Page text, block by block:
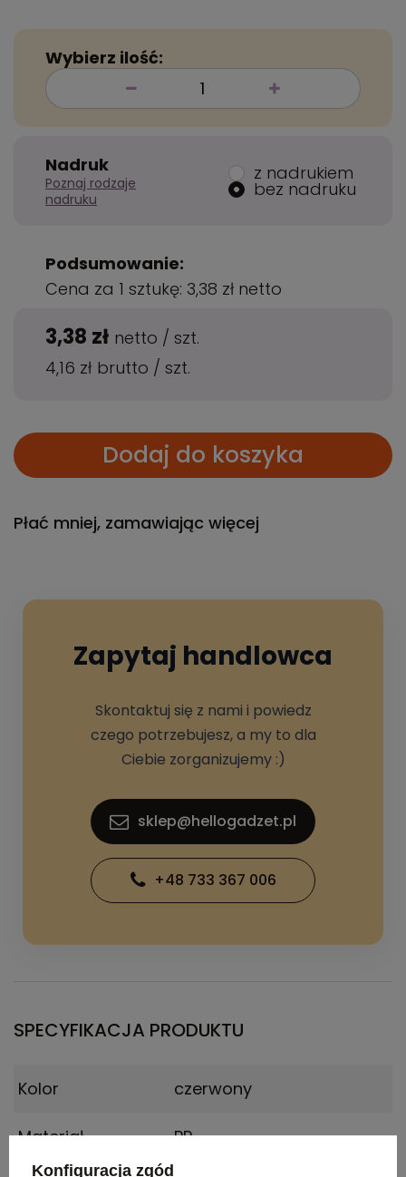
Wybierz ilość:
Nadruk
Poznaj rodzaje
nadruku
z nadrukiem
bez nadruku
Podsumowanie:
Cena za 1 sztukę: 3,38 zł netto
3,38 zł netto / szt.
4,16 zł brutto / szt.
Dodaj do koszyka
Płać mniej, zamawiając więcej
Zapytaj handlowca
Skontaktuj się z nami i powiedz
czego potrzebujesz, a my to dla
Ciebie zorganizujemy :)
sklep@hellogadzet.pl
+48 733 367 006
SPECYFIKACJA PRODUKTU
Kolor czerwony
Materiał PP
Konfiguracja zgód